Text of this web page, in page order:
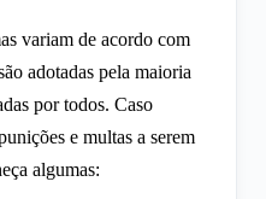
variam de acordo com
adotadas pela maioria
por todos. Caso
e multas a serem
algumas: